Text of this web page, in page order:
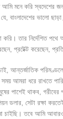
মনে করি স্বদেশের
বাংলাদেশের ভালো
তার নির্দেশিত
প্রটেক্ট করেছেন,
আন্তর্জাতিক
আমরা ধরে রাখতে
পাশেই থাকব,
ডলার, সেটা রক্ষা
চাইছি। তবে আমি